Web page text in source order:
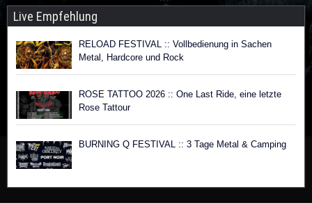
Live Empfehlung
RELOAD FESTIVAL :: Vollbedienung in Sachen
Metal, Hardcore und Rock
ROSE TATTOO 2026 :: One Last Ride, eine letzte
Rose Tattour
BURNING Q FESTIVAL :: 3 Tage Metal & Camping